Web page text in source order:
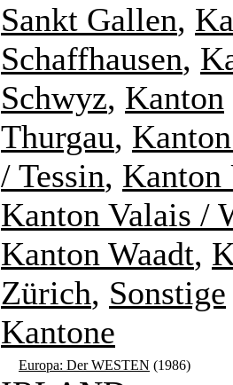
Sankt Gallen,
Schaffhausen,
Schwyz, Kanton
Thurgau,
/ Tessin,
Kanton Valais /
Kanton Waadt,
Zürich, Sonstige
Kantone
Europa: Der WESTEN (1986)